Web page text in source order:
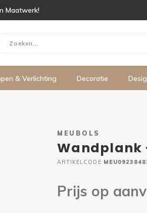
Maatwerk!
& Verlichting Decoratie
MEUBOLS
Wandplank
ARTIKELCODE
Prijs op